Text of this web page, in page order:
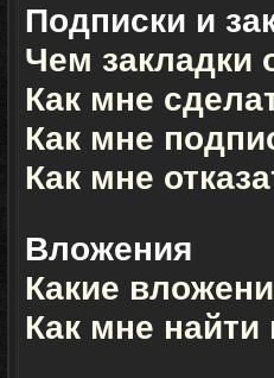
Подписки и
Чем закладки
Как мне
Как мне
Как мне
Вложения
Какие
Как мне